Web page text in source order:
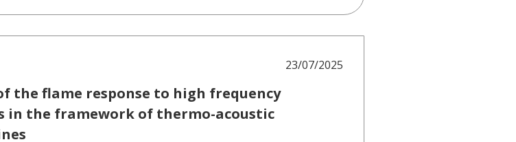
23/07/2025
the flame response to high frequency
the framework of thermo-acoustic